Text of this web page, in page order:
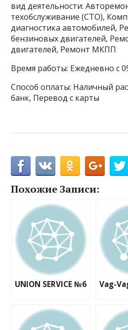
вид деятельности:
техобслуживание (СТО),
диагностика автомобилей,
бензиновых двигателей,
двигателей, Ремонт МКПП
Время работы: Ежедневно с
Способ оплаты: Наличный
банк, Перевод с карты
Похожие Записи:
UNION SERVICE №6 Vag-